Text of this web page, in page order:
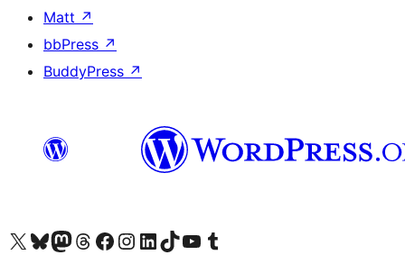
Matt ↗
bbPress ↗
BuddyPress ↗
X (旧 Twitter) アカウントへBluesky アカウントへMastodon アカウントへThreads アカウントへ Facebook ページへInstagram アカウントへ LinkedIn アカウントへTikTok アカウントへYouTube チャンネルへ Tumblr アカウントへ